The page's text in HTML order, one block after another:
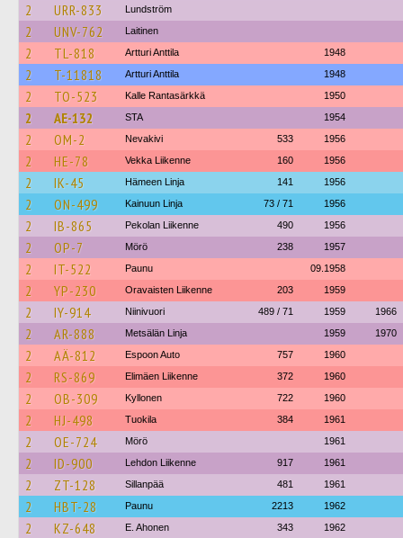
2 URR-833 Lundström
2 UNV-762 Laitinen
2 TL-818 Artturi Anttila 1948
2 T-11818 Artturi Anttila 1948
2 TO-523 Kalle Rantasärkkä 1950
2 AE-132 STA 1954
2 OM-2 Nevakivi 533 1956
2 HE-78 Vekka Liikenne 160 1956
2 IK-45 Hämeen Linja 141 1956
2 ON-499 Kainuun Linja 73 / 71 1956
2 IB-865 Pekolan Liikenne 490 1956
2 OP-7 Mörö 238 1957
2 IT-522 Paunu 09.1958
2 YP-230 Oravaisten Liikenne 203 1959
2 IY-914 Niinivuori 489 / 71 1959 1966
2 AR-888 Metsälän Linja 1959 1970
2 AÄ-812 Espoon Auto 757 1960
2 RS-869 Elimäen Liikenne 372 1960
2 OB-309 Kyllonen 722 1960
2 HJ-498 Tuokila 384 1961
2 OE-724 Mörö 1961
2 ID-900 Lehdon Liikenne 917 1961
2 ZT-128 Sillanpää 481 1961
2 HBT-28 Paunu 2213 1962
2 KZ-648 E. Ahonen 343 1962